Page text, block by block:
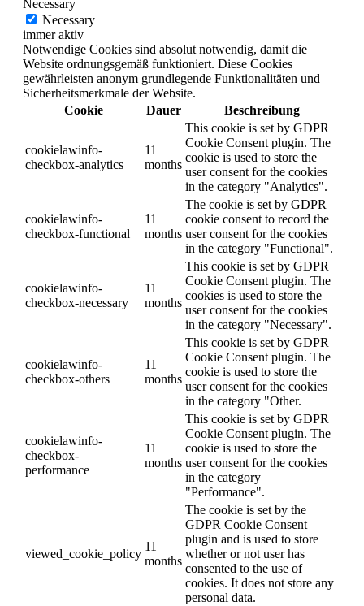
Necessary
Necessary
immer aktiv
Notwendige Cookies sind absolut notwendig, damit die
Website ordnungsgemäß funktioniert. Diese Cookies
gewährleisten anonym grundlegende Funktionalitäten und
Sicherheitsmerkmale der Website.
Cookie
Dauer Beschreibung
cookielawinfo-
checkbox-analytics
11
months
This cookie is set by GDPR
Cookie Consent plugin. The
cookie is used to store the
user consent for the cookies
in the category "Analytics".
cookielawinfo-
checkbox-functional
11
months
The cookie is set by GDPR
cookie consent to record the
user consent for the cookies
in the category "Functional".
cookielawinfo-
checkbox-necessary
11
months
This cookie is set by GDPR
Cookie Consent plugin. The
cookies is used to store the
user consent for the cookies
in the category "Necessary".
cookielawinfo-
checkbox-others
11
months
This cookie is set by GDPR
Cookie Consent plugin. The
cookie is used to store the
user consent for the cookies
in the category "Other.
cookielawinfo-
checkbox-
performance
11
months
This cookie is set by GDPR
Cookie Consent plugin. The
cookie is used to store the
user consent for the cookies
in the category
"Performance".
viewed_cookie_policy
11
months
The cookie is set by the
GDPR Cookie Consent
plugin and is used to store
whether or not user has
consented to the use of
cookies. It does not store any
personal data.